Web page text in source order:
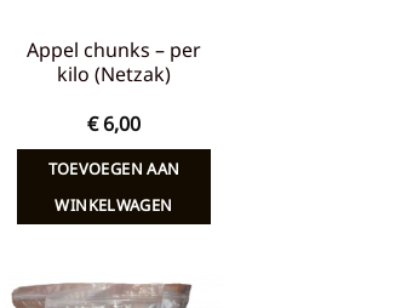
Appel chunks – per
kilo (Netzak)
€6,00
TOEVOEGEN AAN
WINKELWAGEN